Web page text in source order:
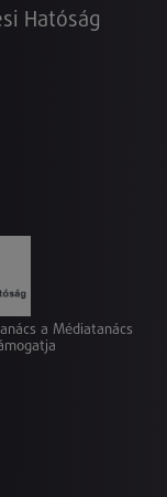
Hatóság
a Médiatanács